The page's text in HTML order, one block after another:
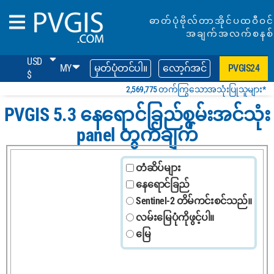
ဓာတ်ပုံဗိုလ်တာအိုင်ပထဝီဝင်
အချက်အလက်စနစ်
USD
$
MY မှတ်ပုံတင်ပါ။ လော့ဂ်အင် PVGIS24
2,569,775 တက်ကြွသောအသုံးပြုသူများ*
PVGIS 5.3 နေရောင်ခြည်စွမ်းအင်သုံး
panel တွက်ချက်
တံဆိပ်များ
နေရောင်ခြည်
Sentinel-2 တိမ်ကင်းစင်သည်။
လမ်းမြေပုံကိုဖွင့်ပါ။
မြေ